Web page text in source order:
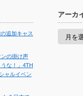
追加キャス
ンの掛け声
な！」4TH
ャルイベン
アーカ
ア